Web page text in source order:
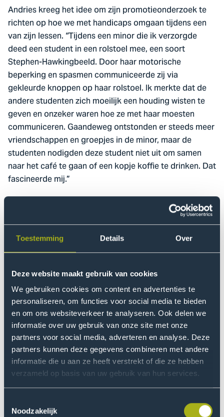
Toestemming Details Over
Deze website maakt gebruik van cookies
We gebruiken cookies om content en advertenties te
personaliseren, om functies voor social media te bieden
en om ons websiteverkeer te analyseren. Ook delen we
informatie over uw gebruik van onze site met onze
partners voor social media, adverteren en analyse. Deze
partners kunnen deze gegevens combineren met andere
informatie die u aan ze heeft verstrekt of die ze hebben
verzameld op basis van uw gebruik van hun services.
Noodzakelijk
Andries kreeg het idee om zijn promotieonderzoek te
richten op hoe we met handicaps omgaan tijdens een
van zijn lessen. “Tijdens een minor die ik verzorgde
deed een student in een rolstoel mee, een soort
Stephen-Hawkingbeeld. Door haar motorische
beperking en spasmen communiceerde zij via
gekleurde knoppen op haar rolstoel. Ik merkte dat de
andere studenten zich moeilijk een houding wisten te
geven en onzeker waren hoe ze met haar moesten
communiceren. Gaandeweg ontstonden er steeds meer
vriendschappen en groepjes in de minor, maar de
studenten nodigden deze student niet uit om samen
naar het café te gaan of een kopje koffie te drinken. Dat
fascineerde mij.”
Performatieve verschijning
Een gehandicapt lichaam verschijnt volgens Andries
veelal performatief. “Een afwijkend lichaam doet iets
met andere lichamen in affectieve zin. Het kan
een heel spectrum aan verschillende reacties
oproepen.” En daaroverheen wordt volgens de
onderzoeker een morele saus gegoten. “Interesse mag
wel, walging mag niet. Maar hoe bepalen we dat
eigenlijk?”
Elephant Man
De situatie in zijn klas deed Andries denken aan de film
The Elephant Man(1980, David Lynch), waarin een
misvormde man tentoongesteld wordt in een